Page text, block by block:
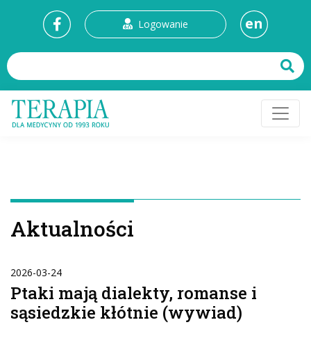
Logowanie en
Aktualności
2026-03-24
Ptaki mają dialekty, romanse i
sąsiedzkie kłótnie (wywiad)